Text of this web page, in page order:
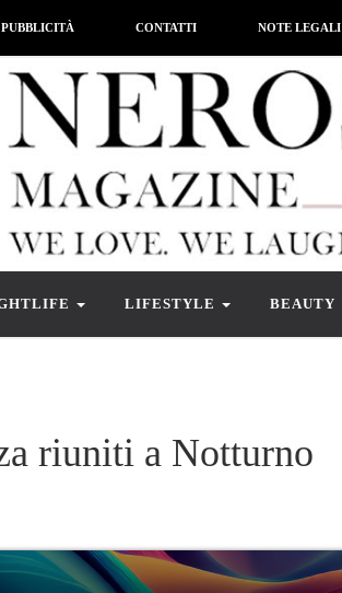
PUBBLICITÀ CONTATTI NOTE LEGALI
LIFESTYLE BEAUTY
riuniti a Notturno